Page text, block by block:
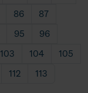
86
87
95
96
103 104
105
112 113